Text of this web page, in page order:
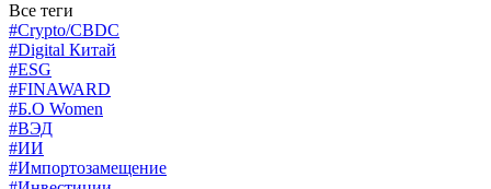
Все теги
#Crypto/CBDC
#Digital Китай
#ESG
#FINAWARD
#Б.О Women
#ВЭД
#ИИ
#Импортозамещение